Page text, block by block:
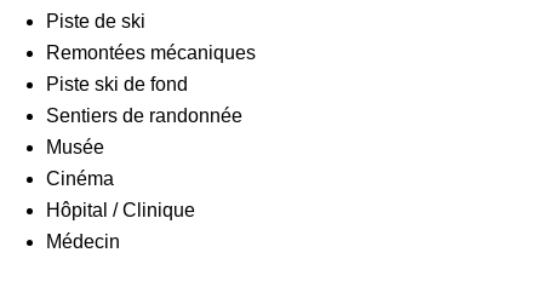
Piste de ski
Remontées mécaniques
Piste ski de fond
Sentiers de randonnée
Musée
Cinéma
Hôpital / Clinique
Médecin